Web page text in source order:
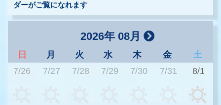
ダーがご覧になれます
2026年 08月
日 月 火 水 木 金
土
7/26
7/27 7/28 7/29 7/30 7/31 8/1